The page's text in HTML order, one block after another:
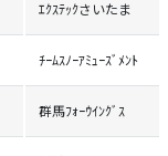
ｴｸｽﾃｯｸさいたま
ﾁｰﾑｽﾉｰｱﾐｭｰｽﾞﾒﾝﾄ
群馬ﾌｫｰｳｲﾝｸﾞｽ